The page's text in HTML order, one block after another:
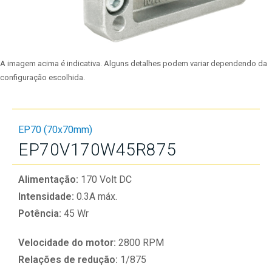
A imagem acima é indicativa. Alguns detalhes podem variar dependendo da
configuração escolhida.
EP70 (70x70mm)
EP70V170W45R875
Alimentação: 170 Volt DC
Intensidade: 0.3A máx.
Potência: 45 Wr
Velocidade do motor: 2800 RPM
Relações de redução: 1/875